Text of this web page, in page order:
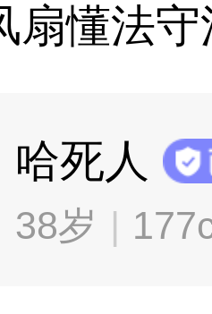
扇懂法
哈死人
38岁